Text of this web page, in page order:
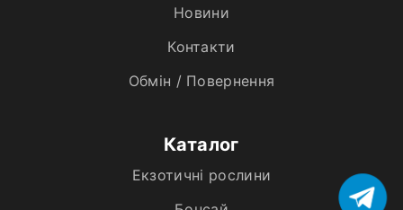
Новини
Контакти
Обмін / Повернення
Каталог
Екзотичні рослини